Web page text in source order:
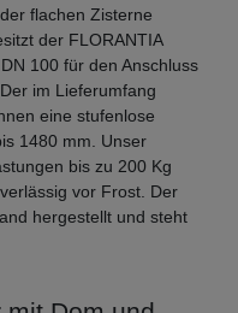
flachen Zisterne
der FLORANTIA
100 für den Anschluss
im Lieferumfang
eine stufenlose
1480 mm. Unser
bis zu 200 Kg
vor Frost. Der
hergestellt und steht